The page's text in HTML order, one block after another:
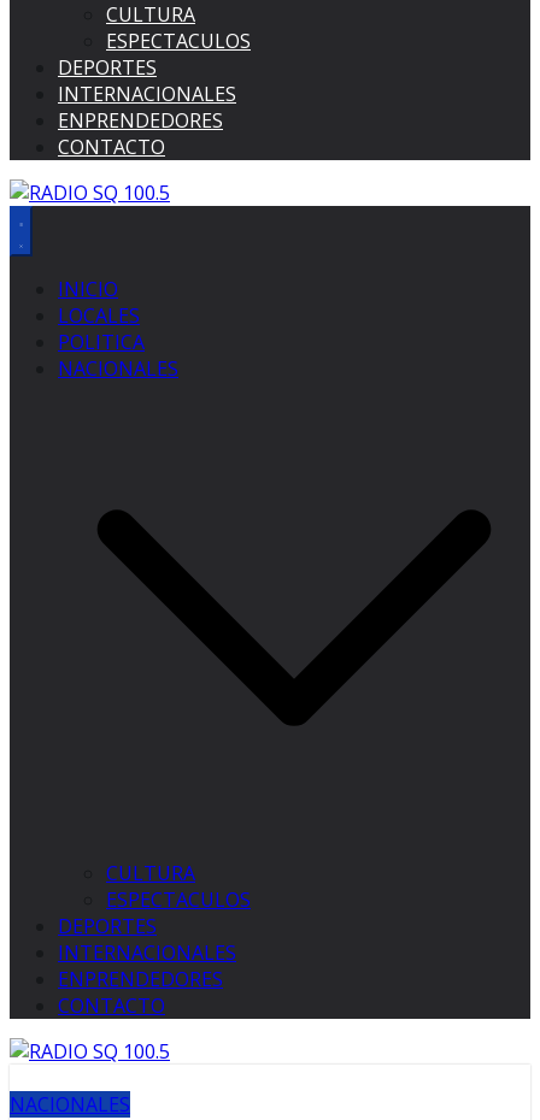
CULTURA
ESPECTACULOS
DEPORTES
INTERNACIONALES
ENPRENDEDORES
CONTACTO
INICIO
LOCALES
POLITICA
NACIONALES
CULTURA
ESPECTACULOS
DEPORTES
INTERNACIONALES
ENPRENDEDORES
CONTACTO
NACIONALES